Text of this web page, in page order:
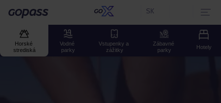
Gopass
SK
Horské
strediská
Vodné
parky
Vstupenky a
zážitky
Zábavné
parky
Hotely